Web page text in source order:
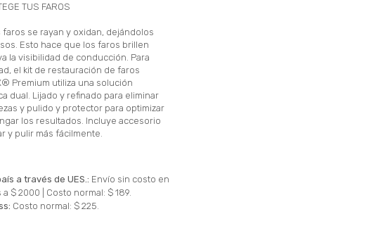
TUS FAROS
faros se rayan y oxidan, dejándolos
Esto hace que los faros brillen
la visibilidad de conducción. Para
el kit de restauración de faros
Premium utiliza una solución
dual. Lijado y refinado para eliminar
y pulido y protector para optimizar
los resultados. Incluye accesorio
y pulir más fácilmente.
a través de UES.: Envío sin costo en
$ 2000 | Costo normal: $ 189.
Costo normal: $ 225.